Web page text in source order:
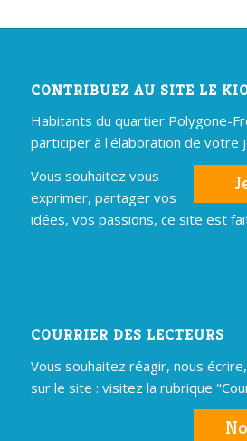
CONTRIBUEZ AU SITE LE
Habitants du quartier Polygone-
participer à l'élaboration de votre
Vous souhaitez vous
exprimer, partager vos
idées, vos passions, ce site est
COURRIER DES LECTEURS
Vous souhaitez réagir, nous
sur le site : visitez la rubrique